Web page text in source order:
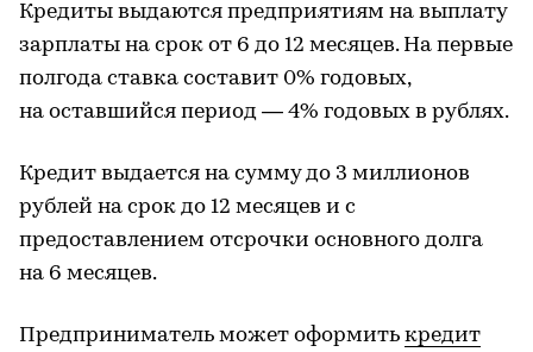
Кредиты выдаются предприятиям на выплату
зарплаты на срок от 6 до 12 месяцев. На первые
полгода ставка составит 0% годовых,
на оставшийся период — 4% годовых в рублях.
Кредит выдается на сумму до 3 миллионов
рублей на срок до 12 месяцев и с
предоставлением отсрочки основного долга
на 6 месяцев.
Предприниматель может оформить кредит